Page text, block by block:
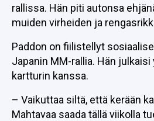
rallissa. Hän piti autonsa
muiden virheiden ja
Paddon on fiilistellyt
Japanin MM-rallia. Hän
kartturin kanssa.
– Vaikuttaa siltä, että kerään
Mahtavaa saada tällä viikolla